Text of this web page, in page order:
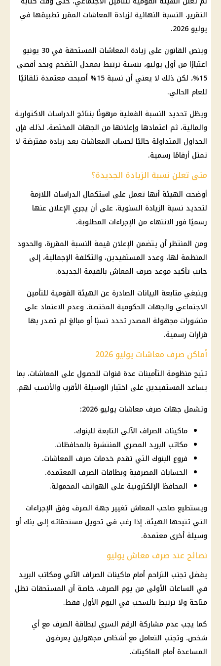
التقرير، النسبة النهائية لزيادة المعاشات المقرر تطبيقها في
يوليو 2026.
وينص القانون على زيادة المعاشات المستحقة في 30 يونيو
اعتبارًا من أول يوليو، بنسبة ترتبط بمعدل التضخم وبحد أقصى
15%، لكن ذلك لا يعني أن نسبة 15% أصبحت معتمدة تلقائيًا
للعام الحالي.
ويظل تحديد النسبة الفعلية مرهونًا بنتائج الدراسات الاكتوارية
والمالية، ثم اعتمادها وإعلانها من الجهات المختصة، لذلك فإن
الجداول المتداولة حاليًا لحساب المعاشات بعد زيادة مفترضة لا
تمثل أرقامًا رسمية.
متى تعلن نسبة الزيادة الجديدة؟
أوضحت الهيئة أنها تعمل على استكمال الدراسات اللازمة
لتحديد نسبة الزيادة السنوية، على أن يجري الإعلان عنها
رسميًا فور الانتهاء من الإجراءات المطلوبة.
ومن المنتظر أن يتضمن الإعلان قيمة النسبة المقررة، والحدود
المنظمة لها، وعدد المستفيدين، والتكلفة الإجمالية، إلى
جانب تأكيد موعد صرف المعاش بالقيمة الجديدة.
وينبغي متابعة البيانات الصادرة عن الهيئة القومية للتأمين
الاجتماعي والجهات الحكومية المختصة، وعدم الاعتماد على
منشورات مجهولة المصدر تحدد نسبًا أو مبالغ لم تصدر بها
قرارات رسمية.
أماكن صرف معاشات يوليو 2026
تتيح منظومة التأمينات عدة قنوات للحصول على المعاشات، بما
يساعد المستفيدين على اختيار الوسيلة الأقرب والأنسب لهم.
وتشمل جهات صرف معاشات يوليو 2026
:
ماكينات الصراف الآلي التابعة للبنوك.
مكاتب البريد المصري المنتشرة بالمحافظات.
فروع البنوك التي تقدم خدمات صرف المعاشات.
الحسابات المصرفية وبطاقات الصرف المعتمدة.
المحافظ الإلكترونية على الهواتف المحمولة.
ويستطيع صاحب المعاش تغيير جهة الصرف وفق الإجراءات
التي تتيحها الهيئة، إذا رغب في تحويل مستحقاته إلى بنك أو
وسيلة أخرى معتمدة.
نصائح عند صرف معاش يوليو
يفضل تجنب التزاحم أمام ماكينات الصراف الآلي ومكاتب البريد
في الساعات الأولى من يوم الصرف، خاصة أن المستحقات تظل
متاحة ولا ترتبط بالسحب في اليوم الأول فقط.
كما يجب عدم مشاركة الرقم السري لبطاقة الصرف مع أي
شخص، وتجنب التعامل مع أشخاص مجهولين يعرضون
المساعدة أمام الماكينات.